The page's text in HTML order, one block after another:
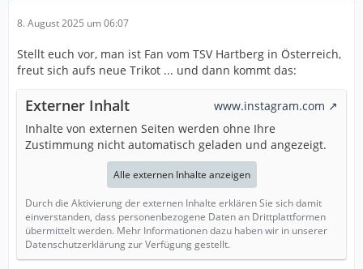
8. August 2025 um 06:07
Stellt euch vor, man ist Fan vom TSV Hartberg in Österreich,
freut sich aufs neue Trikot ... und dann kommt das:
Externer Inhalt
www.instagram.com
Inhalte von externen Seiten werden ohne Ihre
Zustimmung nicht automatisch geladen und angezeigt.
Alle externen Inhalte anzeigen
Durch die Aktivierung der externen Inhalte erklären Sie sich damit
einverstanden, dass personenbezogene Daten an Drittplattformen
übermittelt werden. Mehr Informationen dazu haben wir in unserer
Datenschutzerklärung zur Verfügung gestellt.